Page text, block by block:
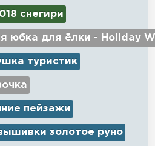
снегири
юбка для ёлки - Holiday
туристик
пейзажи
золотое руно